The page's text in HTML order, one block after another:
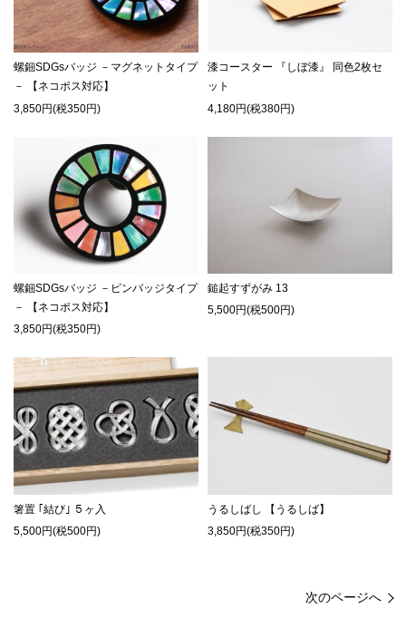
螺鈿SDGsバッジ －マグネットタイプ
－ 【ネコポス対応】
3,850円(税350円)
漆コースター 『しぼ漆』 同色2枚セ
ット
4,180円(税380円)
螺鈿SDGsバッジ －ピンバッジタイプ
－ 【ネコポス対応】
3,850円(税350円)
鎚起すずがみ 13
5,500円(税500円)
箸置 ｢結び｣ ５ヶ入
5,500円(税500円)
うるしばし 【うるしば】
3,850円(税350円)
次のページへ